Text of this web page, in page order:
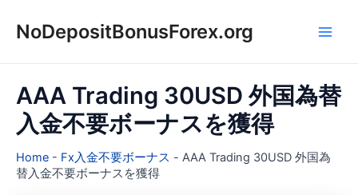
NoDepositBonusForex.org
AAA Trading 30USD 外国為替
入金不要ボーナスを獲得
Home - Fx入金不要ボーナス - AAA Trading 30USD 外国為
替入金不要ボーナスを獲得